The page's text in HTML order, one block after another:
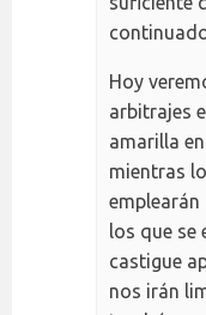
Hoy
arbitrajes
amarilla
mientras
los que se
castigue
nos irán